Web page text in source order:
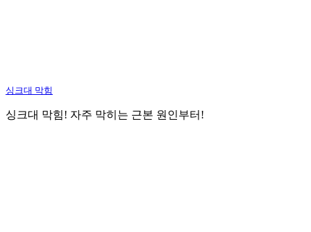
싱크대 막힘
싱크대 막힘! 자주 막히는 근본 원인부터!